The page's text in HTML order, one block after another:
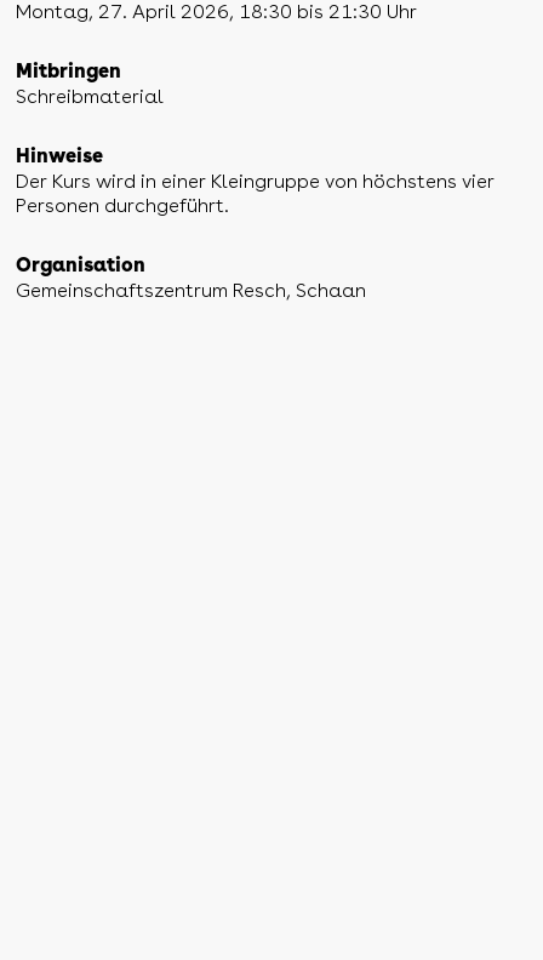
Montag, 27. April 2026, 18:30 bis 21:30 Uhr
Mitbringen
Schreibmaterial
Hinweise
Der Kurs wird in einer Kleingruppe von höchstens vier
Personen durchgeführt.
Organisation
Gemeinschaftszentrum Resch, Schaan